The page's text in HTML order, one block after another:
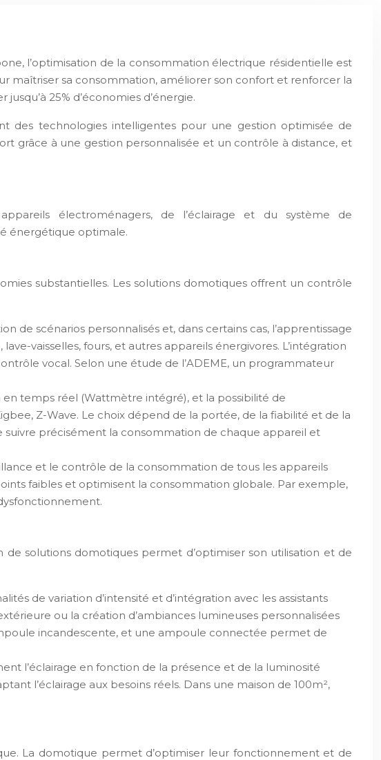
l’optimisation de la consommation électrique résidentielle est
maîtriser sa consommation, améliorer son confort et renforcer la
25% d’économies d’énergie.
des technologies intelligentes pour une gestion optimisée de
grâce à une gestion personnalisée et un contrôle à distance, et
électroménagers, de l’éclairage et du système de
énergétique optimale.
substantielles. Les solutions domotiques offrent un contrôle
de scénarios personnalisés et, dans certains cas, l’apprentissage
vaisselles, fours, et autres appareils énergivores. L’intégration
vocal. Selon une étude de l’ADEME, un programmateur
temps réel (Wattmètre intégré), et la possibilité de
Z-Wave. Le choix dépend de la portée, de la fiabilité et de la
précisément la consommation de chaque appareil et
et le contrôle de la consommation de tous les appareils
faibles et optimisent la consommation globale. Par exemple,
de solutions domotiques permet d’optimiser son utilisation et de
de variation d’intensité et d’intégration avec les assistants
ou la création d’ambiances lumineuses personnalisées
incandescente, et une ampoule connectée permet de
l’éclairage en fonction de la présence et de la luminosité
l’éclairage aux besoins réels. Dans une maison de 100m²,
La domotique permet d’optimiser leur fonctionnement et de